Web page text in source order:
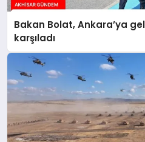
Bakan Bolat, Ankara’ya
karşıladı